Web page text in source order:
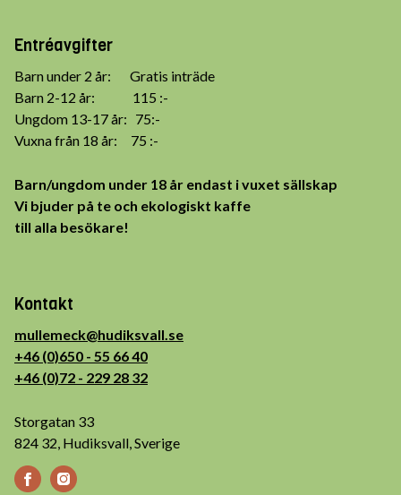
Entréavgifter
Barn under 2 år: Gratis inträde
Barn 2-12 år: 115 :-
Ungdom 13-17 år: 75:-
Vuxna från 18 år: 75 :-
Barn/ungdom under 18 år endast i vuxet sällskap
Vi bjuder på te och ekologiskt kaffe
till alla besökare!
Kontakt
mullemeck@hudiksvall.se
+46 (0)650 - 55 66 40
+46 (0)72 - 229 28 32
Storgatan 33
824 32, Hudiksvall, Sverige